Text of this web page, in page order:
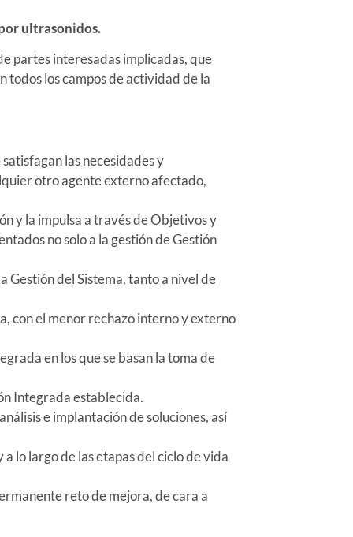
ultrasonidos.
partes interesadas implicadas, que
todos los campos de actividad de la
las necesidades y
otro agente externo afectado,
y la impulsa a través de Objetivos y
no solo a la gestión de Gestión
del Sistema, tanto a nivel de
con el menor rechazo interno y externo
en los que se basan la toma de
Integrada establecida.
e implantación de soluciones, así
lo largo de las etapas del ciclo de vida
reto de mejora, de cara a